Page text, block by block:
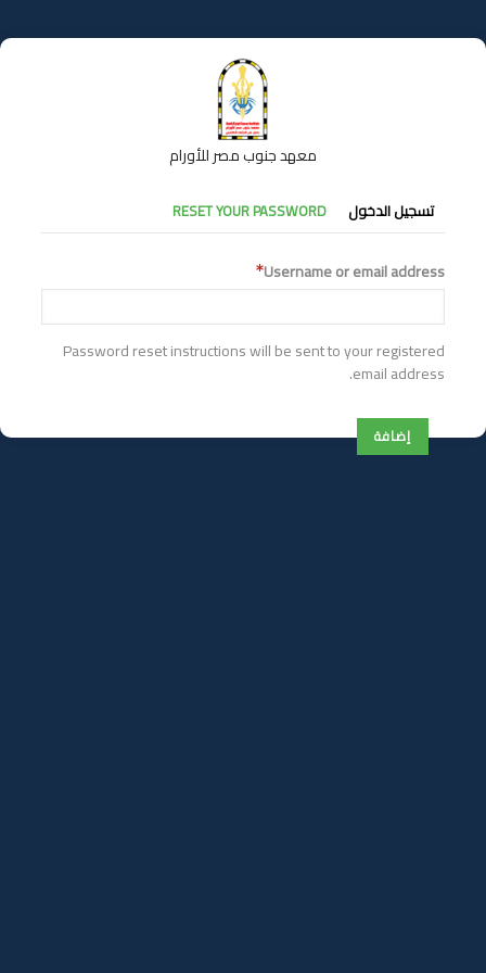
إلى
المحتوى
معهد جنوب مصر للأورام
التبويبات
الأساسية
تسجيل الدخول RESET YOUR PASSWORD
Username or email address
Password reset instructions will be sent to your registered
email address.